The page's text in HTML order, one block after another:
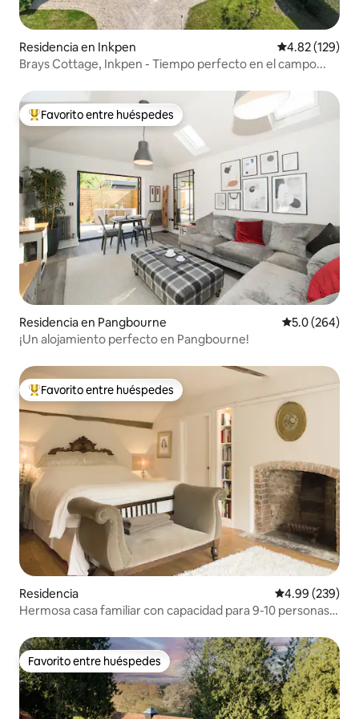
Residencia en Inkpen Calificación
4.82 (129)
Brays Cottage, Inkpen - Tiempo perfecto en el campo...
De los mejores en Favorito entre huéspedes
Favorito entre huéspedes
Residencia en Pangbourne Calificación
5.0 (264)
¡Un alojamiento perfecto en Pangbourne!
De los mejores en Favorito entre huéspedes
Favorito entre huéspedes
Residencia Calificación
4.99 (239)
Hermosa casa familiar con capacidad para 9-10 personas.
Favorito entre huéspedes
Favorito entre huéspedes